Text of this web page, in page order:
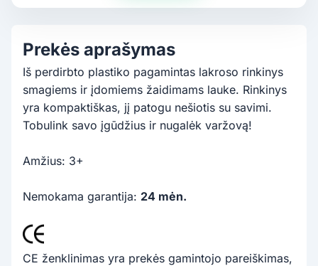
Prekės aprašymas
Iš perdirbto plastiko pagamintas lakroso rinkinys
smagiems ir įdomiems žaidimams lauke. Rinkinys
yra kompaktiškas, jį patogu nešiotis su savimi.
Tobulink savo įgūdžius ir nugalėk varžovą!
Amžius: 3+
Nemokama garantija: 24 mėn.
CE ženklinimas yra prekės gamintojo pareiškimas,